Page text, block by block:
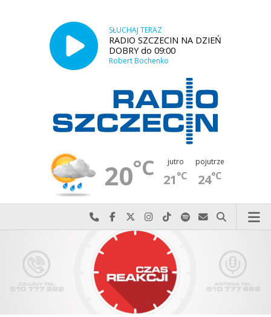
SŁUCHAJ TERAZ
RADIO SZCZECIN NA DZIEŃ
DOBRY do 09:00
Robert Bochenko
20°C jutro
21°C
pojutrze
24°C
Najlepiej po prostu do nas zadzwoń
Odwiedź nas na Facebook-u
Odwiedź nas na X
Odwiedź nas na Instagram-ie
Odwiedź nas na TikTok-u
Szukaj nas na Spotify
Wyślij do nas
Szukaj